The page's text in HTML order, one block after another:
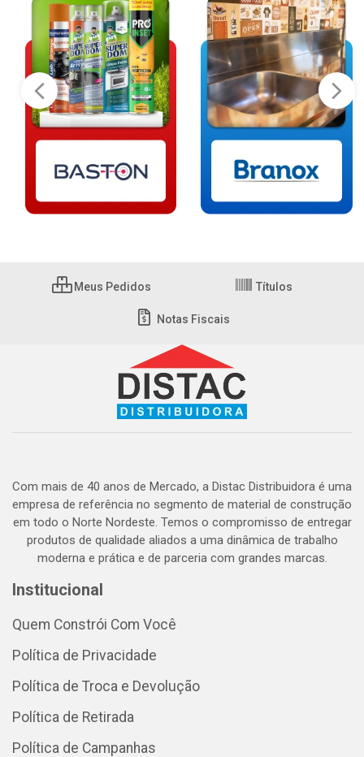
Meus Pedidos Títulos
Notas Fiscais
Com mais de 40 anos de Mercado, a Distac Distribuidora é uma
empresa de referência no segmento de material de construção
em todo o Norte Nordeste. Temos o compromisso de entregar
produtos de qualidade aliados a uma dinâmica de trabalho
moderna e prática e de parceria com grandes marcas.
Institucional
Quem Constrói Com Você
Política de Privacidade
Política de Troca e Devolução
Política de Retirada
Política de Campanhas